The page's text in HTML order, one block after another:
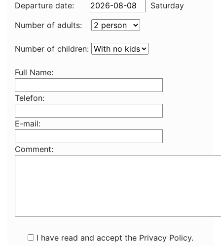
Departure date:
Saturday
Number of adults:
Number of children:
Full Name:
Telefon:
E-mail:
Comment:
I have read and accept the Privacy Policy.